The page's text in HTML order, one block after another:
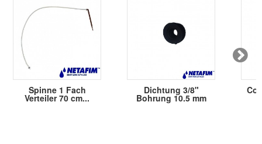
Spinne 1 Fach
Verteiler 70 cm...
Dichtung 3/8"
Bohrung 10.5 mm